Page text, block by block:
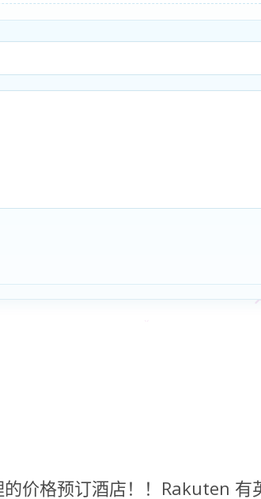
价格预订酒店！！Rakuten 有